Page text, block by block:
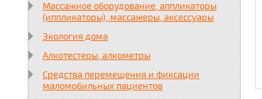
Массажное оборудование, аппликаторы
(иппликаторы), массажеры, аксессуары
Экология дома
Алкотестеры, алкометры
Средства перемещения и фиксации
маломобильных пациентов